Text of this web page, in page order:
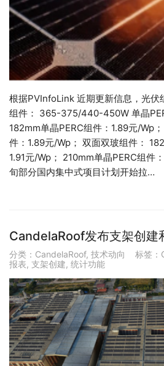
根据PVInfoLink 近期更新信息，光伏
组件： 365-375/440-450W 单晶
182mm单晶PERC组件：1.89元/Wp
件：1.89元/Wp； 双面双玻组件：
1.91元/Wp； 210mm单晶PERC组件
旬部分国内集中式项目计划开始拉…
CandelaRoof发布支架创建
分类： CandelaRoof, 技术动向 标签：
报表, 支架创建, 统计功能